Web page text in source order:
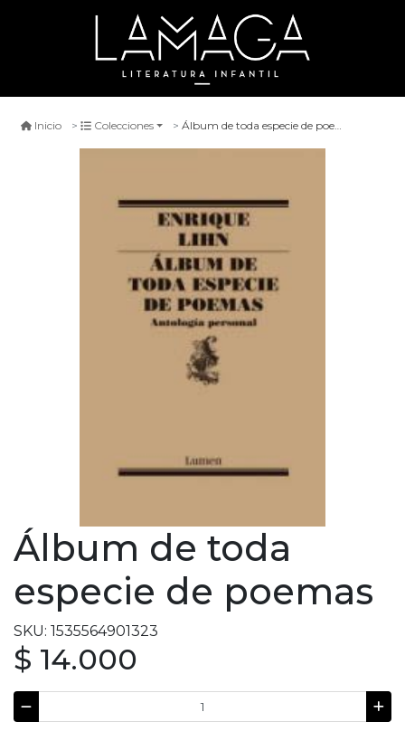
Inicio Colecciones Álbum de toda especie de poemas
Álbum de toda
especie de poemas
SKU: 1535564901323
$ 14.000